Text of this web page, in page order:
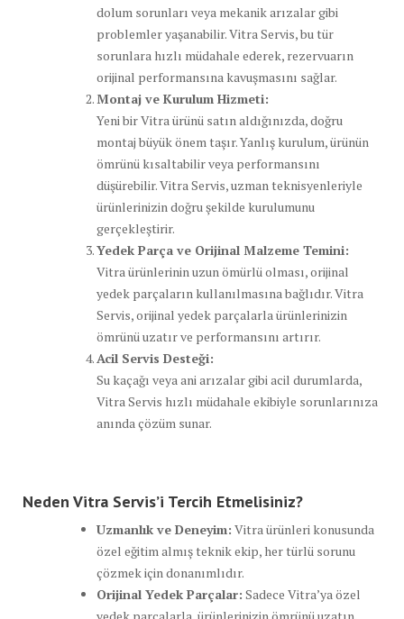
dolum sorunları veya mekanik arızalar gibi
problemler yaşanabilir. Vitra Servis, bu tür
sorunlara hızlı müdahale ederek, rezervuarın
orijinal performansına kavuşmasını sağlar.
Montaj ve Kurulum Hizmeti:
Yeni bir Vitra ürünü satın aldığınızda, doğru
montaj büyük önem taşır. Yanlış kurulum, ürünün
ömrünü kısaltabilir veya performansını
düşürebilir. Vitra Servis, uzman teknisyenleriyle
ürünlerinizin doğru şekilde kurulumunu
gerçekleştirir.
Yedek Parça ve Orijinal Malzeme Temini:
Vitra ürünlerinin uzun ömürlü olması, orijinal
yedek parçaların kullanılmasına bağlıdır. Vitra
Servis, orijinal yedek parçalarla ürünlerinizin
ömrünü uzatır ve performansını artırır.
Acil Servis Desteği:
Su kaçağı veya ani arızalar gibi acil durumlarda,
Vitra Servis hızlı müdahale ekibiyle sorunlarınıza
anında çözüm sunar.
Neden Vitra Servis’i Tercih Etmelisiniz?
Uzmanlık ve Deneyim: Vitra ürünleri konusunda
özel eğitim almış teknik ekip, her türlü sorunu
çözmek için donanımlıdır.
Orijinal Yedek Parçalar: Sadece Vitra’ya özel
yedek parçalarla, ürünlerinizin ömrünü uzatın.